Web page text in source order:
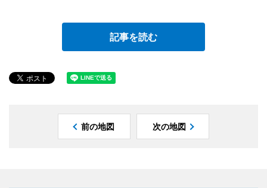
記事を読む
前の地図 次の地図